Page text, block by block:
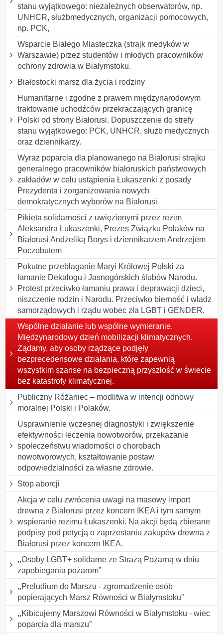
stanu wyjątkowego: niezależnych obserwatorów, np.
UNHCR, służbmedycznych, organizacji pomocowych,
np. PCK,
Wsparcie Białego Miasteczka (strajk medyków w
Warszawie) przez studentów i młodych pracowników
ochrony zdrowia w Białymstoku.
Białostocki marsz dla życia i rodziny
Humanitarne i zgodne z prawem międzynarodowym
traktowanie uchodźców przekraczających granicę
Polski od strony Białorusi. Dopuszczenie do strefy
stanu wyjątkowego: PCK, UNHCR, służb medycznych
oraz dziennikarzy.
Wyraz poparcia dla planowanego na Białorusi strajku
generalnego pracowników białoruskich państwowych
zakładów w celu ustąpienia Łukaszenki z posady
Prezydenta i zorganizowania nowych
demokratycznych wyborów na Białorusi
Pikieta solidarności z uwięzionymi przez reżim
Aleksandra Łukaszenki, Prezes Związku Polaków na
Białorusi Andżeliką Borys i dziennikarzem Andrzejem
Poczobutem
Pokutne przebłaganie Maryi Królowej Polski za
łamanie Dekalogu i Jasnogórskich ślubów Narodu.
Protest przeciwko łamaniu prawa i deprawacji dzieci,
niszczenie rodzin i Narodu. Przeciwko bierność i władz
samorządowych i rządu wobec zła LGBT i GENDER.
Wspólne działanie lub wspólne wymieranie.
Międzynarodowy dzień mobilizacji klimatycznych.
Żądamy, aby osoby rządzące podjęły
bezprecedensowe działania, które zapewnią
wszystkim szanse na bezpieczną przyszłość w świecie
bez katastrofy klimatycznej.
Publiczny Różaniec – modlitwa w intencji odnowy
moralnej Polski i Polaków.
Usprawnienie wczesnej diagnostyki i zwiększenie
efektywności leczenia nowotworów, przekazanie
społeczeństwu wiadomości o chorobach
nowotworowych, kształtowanie postaw
odpowiedzialności za własne zdrowie.
Stop aborcji
Akcja w celu zwrócenia uwagi na masowy import
drewna z Białorusi przez koncern IKEA i tym samym
wspieranie reżimu Łukaszenki. Na akcji będą zbierane
podpisy pod petycją o zaprzestaniu zakupów drewna z
Białorusi przez koncern IKEA.
,,Osoby LGBT+ solidarne ze Strażą Pożarną w dniu
zapobiegania pożarom”
,,Preludium do Marszu - zgromadzenie osób
popierających Marsz Równości w Białymstoku”
,,Kibicujemy Marszowi Równości w Białymstoku - wiec
poparcia dla marszu”